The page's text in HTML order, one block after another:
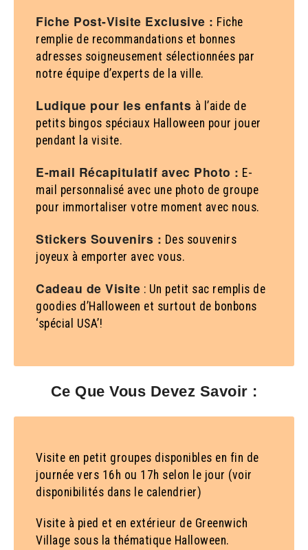
Fiche Post-Visite Exclusive : Fiche
remplie de recommandations et bonnes
adresses soigneusement sélectionnées par
notre équipe d’experts de la ville.
Ludique pour les enfants à l’aide de
petits bingos spéciaux Halloween pour jouer
pendant la visite.
E-mail Récapitulatif avec Photo : E-
mail personnalisé avec une photo de groupe
pour immortaliser votre moment avec nous.
Stickers Souvenirs : Des souvenirs
joyeux à emporter avec vous.
Cadeau de Visite : Un petit sac remplis de
goodies d’Halloween et surtout de bonbons
‘spécial USA’!
Ce Que Vous Devez Savoir :
Visite en petit groupes disponibles en fin de
journée vers 16h ou 17h selon le jour (voir
disponibilités dans le calendrier)
Visite à pied et en extérieur de Greenwich
Village sous la thématique Halloween.